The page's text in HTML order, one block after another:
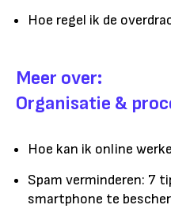
Hoe regel ik de
Meer over:
Organisatie &
Hoe kan ik online
Spam verminderen: 7
smartphone te